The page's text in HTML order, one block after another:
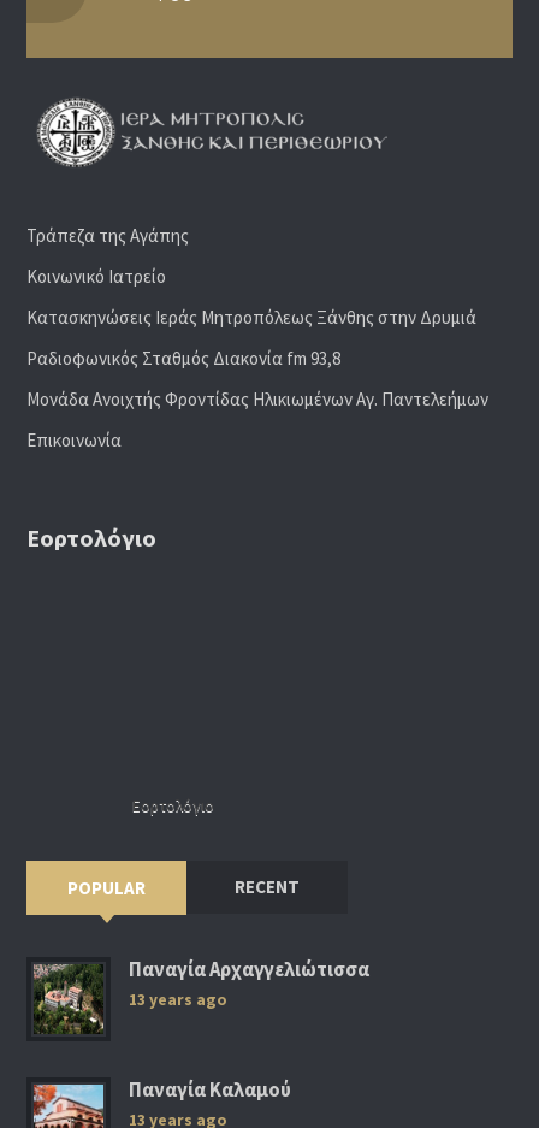
Τράπεζα της Αγάπης
Κοινωνικό Ιατρείο
Κατασκηνώσεις Ιεράς Μητροπόλεως Ξάνθης στην Δρυμιά
Ραδιoφωνικός Σταθμός Διακονία fm 93,8
Μονάδα Ανοιχτής Φροντίδας Ηλικιωμένων Αγ. Παντελεήμων
Επικοινωνία
Εορτολόγιο
Εορτολόγιο
POPULAR RECENT
Παναγία Αρχαγγελιώτισσα
13 years ago
Παναγία Καλαμού
13 years ago